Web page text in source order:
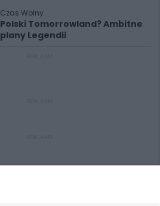
Czas Wolny
Polski Tomorrowland? Ambitne
plany Legendii